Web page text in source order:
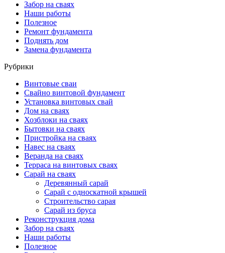
Забор на сваях
Наши работы
Полезное
Ремонт фундамента
Поднять дом
Замена фундамента
Рубрики
Винтовые сваи
Свайно винтовой фундамент
Установка винтовых свай
Дом на сваях
Хозблоки на сваях
Бытовки на сваях
Пристройка на сваях
Навес на сваях
Веранда на сваях
Терраса на винтовых сваях
Cарай на сваях
Деревянный сарай
Сарай с односкатной крышей
Строительство сарая
Сарай из бруса
Реконструкция дома
Забор на сваях
Наши работы
Полезное